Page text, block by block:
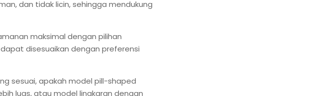
dan tidak licin, sehingga mendukung
maksimal dengan pilihan
disesuaikan dengan preferensi
sesuai, apakah model pill-shaped
luas, atau model lingkaran dengan